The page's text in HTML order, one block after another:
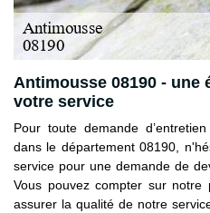
Antimousse 08190 - une
votre service
Pour toute demande
dans le département 08190,
service pour une demande de
Vous pouvez compter sur notre
assurer la qualité de notre